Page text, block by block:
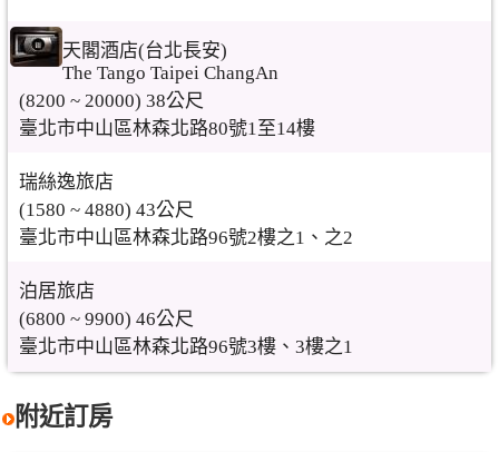
天閣酒店(台北長安)
The Tango Taipei ChangAn
(8200 ~ 20000) 38公尺
臺北市中山區林森北路80號1至14樓
瑞絲逸旅店
(1580 ~ 4880) 43公尺
臺北市中山區林森北路96號2樓之1、之2
泊居旅店
(6800 ~ 9900) 46公尺
臺北市中山區林森北路96號3樓、3樓之1
附近訂房